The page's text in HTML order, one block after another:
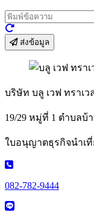
ส่งข้อมูล
บริษัท บลู เวฟ ทราเว
19/29 หมู่ที่ 1 ตำบลบ้
ใบอนุญาตธุรกิจนำเที่
082-782-9444